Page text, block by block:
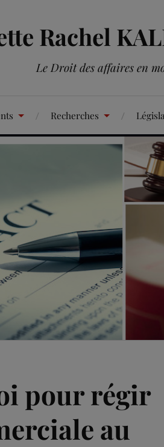
Rachel
Le Droit des affaires en
Recherches
pour régir
au